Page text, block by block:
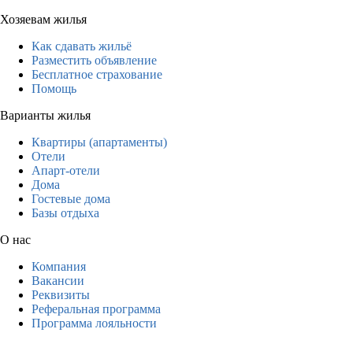
Хозяевам жилья
Как сдавать жильё
Разместить объявление
Бесплатное страхование
Помощь
Варианты жилья
Квартиры (апартаменты)
Отели
Апарт-отели
Дома
Гостевые дома
Базы отдыха
О нас
Компания
Вакансии
Реквизиты
Реферальная программа
Программа лояльности